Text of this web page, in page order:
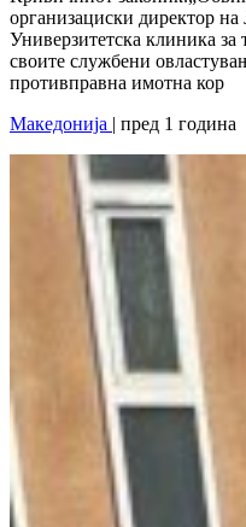
организациски директор на
Универзитетска клиника за
своите службени
противправна имотна кор
Македонија | пред 1 година